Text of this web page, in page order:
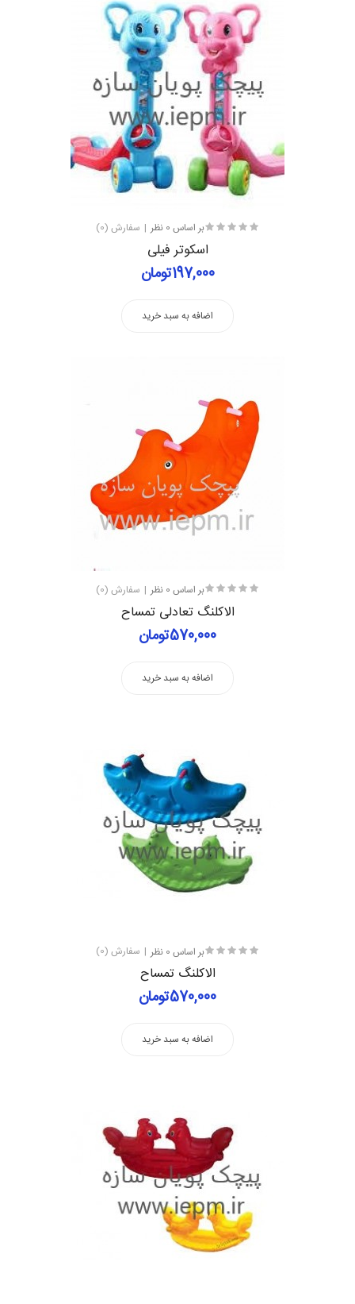
بر اساس 0 نظر سفارش (0)
اسکوتر فیلی
197,000تومان
اضافه به سبد خرید
بر اساس 0 نظر سفارش (0)
الاکلنگ تعادلی تمساح
570,000تومان
اضافه به سبد خرید
بر اساس 0 نظر سفارش (0)
الاکلنگ تمساح
570,000تومان
اضافه به سبد خرید